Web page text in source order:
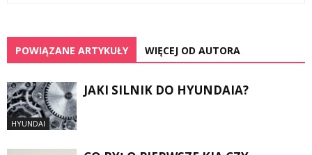
POWIĄZANE ARTYKUŁY WIĘCEJ OD AUTORA
HYUNDAI
JAKI SILNIK DO HYUNDAIA?